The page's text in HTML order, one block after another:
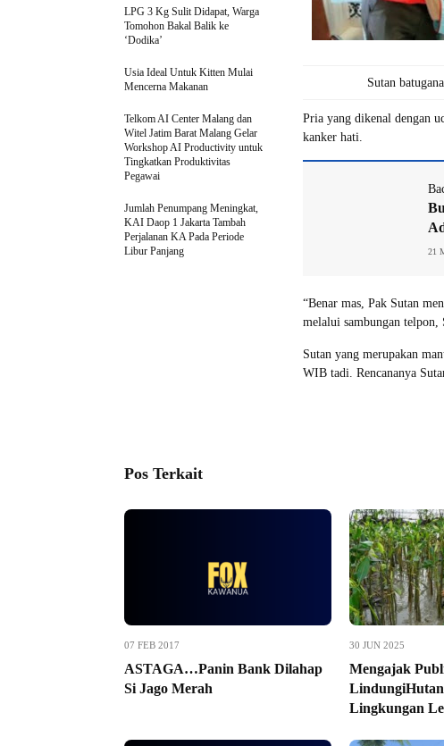
Sutan
Pria yang dikenal dengan
kanker hati.
21
“Benar mas, Pak Sutan
melalui sambungan telpon,
Sutan yang merupakan
WIB tadi. Rencananya
LPG 3 Kg Sulit Didapat, Warga
Tomohon Bakal Balik ke
‘Dodika’
Usia Ideal Untuk Kitten Mulai
Mencerna Makanan
Telkom AI Center Malang dan
Witel Jatim Barat Malang Gelar
Workshop AI Productivity untuk
Tingkatkan Produktivitas
Pegawai
Jumlah Penumpang Meningkat,
KAI Daop 1 Jakarta Tambah
Perjalanan KA Pada Periode
Libur Panjang
Pos Terkait
07 FEB 2017
ASTAGA…Panin Bank Dilahap
Si Jago Merah
30 JUN 2025
Mengajak
Lingkungan